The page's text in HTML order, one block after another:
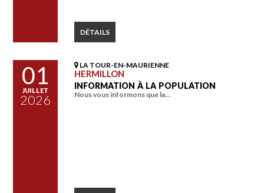
DÉTAILS
01
JUILLET
2026
LA TOUR-EN-MAURIENNE
HERMILLON
INFORMATION À LA POPULATION
Nous vous informons que la…